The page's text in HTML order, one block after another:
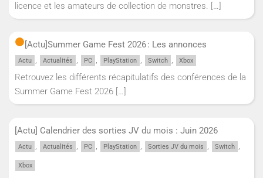
licence et les amateurs de collection de monstres. […]
[Actu]Summer Game Fest 2026 : Les annonces
Actu , Actualités , PC , PlayStation , Switch , Xbox
Retrouvez les différents récapitulatifs des conférences de la
Summer Game Fest 2026 […]
[Actu] Calendrier des sorties JV du mois : Juin 2026
Actu , Actualités , PC , PlayStation , Sorties JV du mois , Switch ,
Xbox